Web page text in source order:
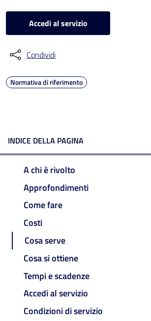
Accedi al servizio
Condividi
Normativa di riferimento
INDICE DELLA PAGINA
A chi è rivolto
Approfondimenti
Come fare
Costi
Cosa serve
Cosa si ottiene
Tempi e scadenze
Accedi al servizio
Condizioni di servizio